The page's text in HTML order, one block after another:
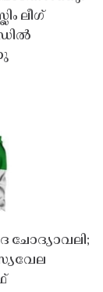
ലീഗ്
ചോദ്യാവലി;